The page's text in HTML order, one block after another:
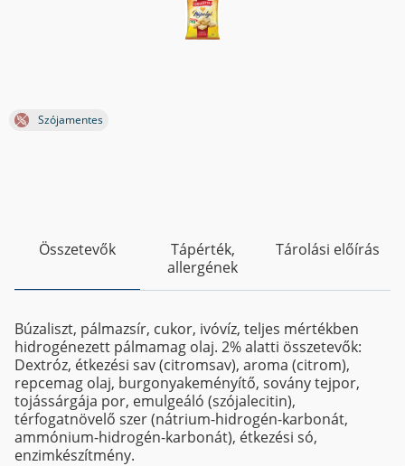
Szójamentes
Összetevők
Tápérték,
allergének
Tárolási előírás
Búzaliszt, pálmazsír, cukor, ivóvíz, teljes mértékben
hidrogénezett pálmamag olaj. 2% alatti összetevők:
Dextróz, étkezési sav (citromsav), aroma (citrom),
repcemag olaj, burgonyakeményítő, sovány tejpor,
tojássárgája por, emulgeáló (szójalecitin),
térfogatnövelő szer (nátrium-hidrogén-karbonát,
ammónium-hidrogén-karbonát), étkezési só,
enzimkészítmény.